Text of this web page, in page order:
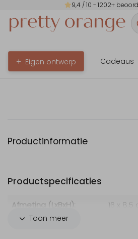
9,4/ 10 - 1202+
Eigen ontwerp Cadeaus
Productinformatie
Productspecificaties
Afmeting (LxBxH):
16 x 8,5
Toon meer